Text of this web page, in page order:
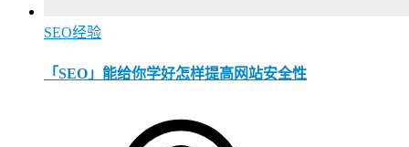
SEO经验
「SEO」能给你学好怎样提高网站安全性